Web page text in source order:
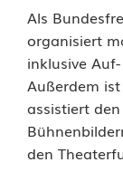
r
n
:
O
V
Als
organisiert
inklusive
Außerdem
assistiert
den